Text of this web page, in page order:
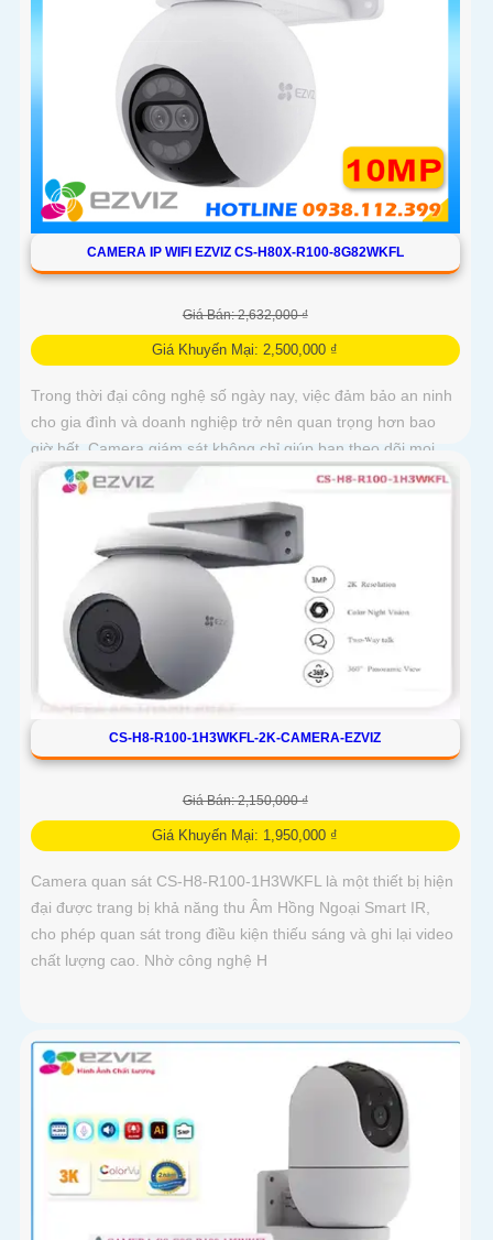
CAMERA IP WIFI EZVIZ CS-H80X-R100-8G82WKFL
Giá Bán: 2,632,000 ₫
Giá Khuyến Mại: 2,500,000 ₫
Trong thời đại công nghệ số ngày nay, việc đảm bảo an ninh
cho gia đình và doanh nghiệp trở nên quan trọng hơn bao
giờ hết. Camera giám sát không chỉ giúp bạn theo dõi mọi
hoạt động xung quanh mà còn mang lại sự an tâm cho bạn
và những người thân yêu
CS-H8-R100-1H3WKFL-2K-CAMERA-EZVIZ
Giá Bán: 2,150,000 ₫
Giá Khuyến Mại: 1,950,000 ₫
Camera quan sát CS-H8-R100-1H3WKFL là một thiết bị hiện
đại được trang bị khả năng thu Âm Hồng Ngoại Smart IR,
cho phép quan sát trong điều kiện thiếu sáng và ghi lại video
chất lượng cao. Nhờ công nghệ H